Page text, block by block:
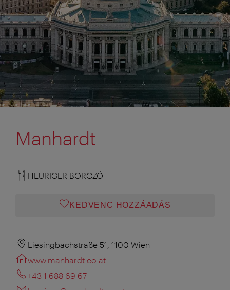
Manhardt
HEURIGER BOROZÓ
KEDVENC HOZZÁADÁS
Liesingbachstraße 51, 1100 Wien
www.manhardt.co.at
+43 1 688 69 67